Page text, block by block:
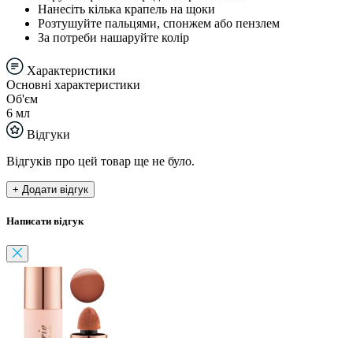
Нанесіть кілька крапель на щоки
Розтушуйте пальцями, спонжем або пензлем
За потреби нашаруйте колір
Характеристики
Основні характеристики
Об'єм
6 мл
Відгуки
Відгуків про цей товар ще не було.
+ Додати відгук
Написати відгук